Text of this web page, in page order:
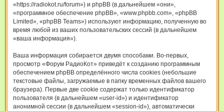
«https://radiokot.ru/forum») и phpBB (в дальнейшем «они»,
«программное обеспечение phpBB», «www.phpbb.com», «phpBB
Limited», «phpBB Teams») используют информацию, полученную во
время любой из ваших пользовательских сессий (в дальнейшем
«ваша информация»).
Ваша информация собирается двумя способами. Во-первых,
просмотр «Форум РадиоКот» приведёт к созданию программным
обеспечением phpBB определённого числа cookies (небольшие
текстовые файлы, загружаемые в папку временных файлов вашего
браузера). Первые две cookie содержат только идентификатор
пользователя (в дальнейшем «user-id») и идентификатор
анонимной сессии (в дальнейшем «session-id»), автоматически